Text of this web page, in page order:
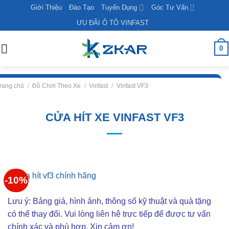
content
Giới Thiệu Đào Tạo Tuyển Dụng
Góc Tư Vấn
ƯU ĐÃI Ô TÔ VINFAST
0
chủ / Đồ Chơi Theo Xe / Vinfast / Vinfast VF3
CỬA HÍT XE VINFAST VF3
-10%
Lưu ý: Bảng giá, hình ảnh, thông số kỹ thuật và quà tặng
có thể thay đổi. Vui lòng liên hê trực tiếp để được tư vấn
chính xác và phù hợp. Xin cảm ơn!